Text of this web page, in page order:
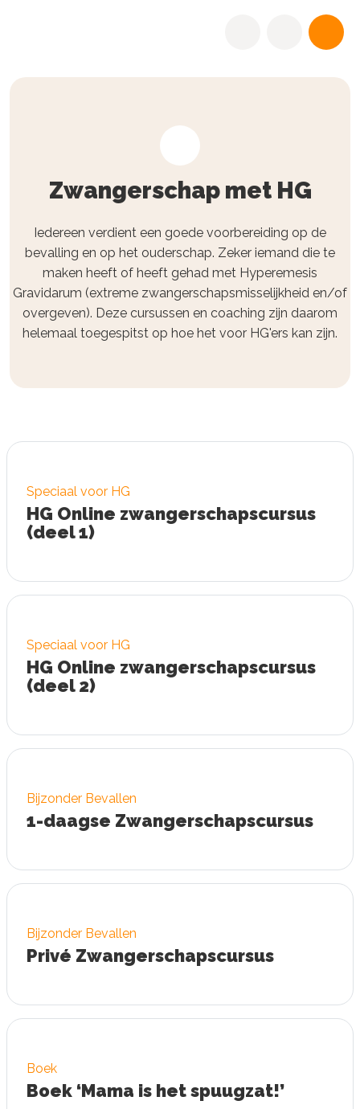
Zwangerschap met HG
Iedereen verdient een goede voorbereiding op de
bevalling en op het ouderschap. Zeker iemand die te
maken heeft of heeft gehad met Hyperemesis
Gravidarum (extreme zwangerschapsmisselijkheid en/of
overgeven). Deze cursussen en coaching zijn daarom
helemaal toegespitst op hoe het voor HG'ers kan zijn.
Speciaal voor HG
HG Online zwangerschapscursus
(deel 1)
Speciaal voor HG
HG Online zwangerschapscursus
(deel 2)
Bijzonder Bevallen
1-daagse Zwangerschapscursus
Bijzonder Bevallen
Privé Zwangerschapscursus
Boek
Boek ‘Mama is het spuugzat!’